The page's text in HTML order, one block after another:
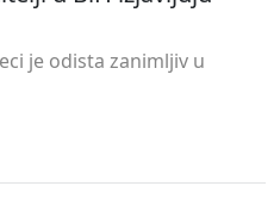
je odista zanimljiv u